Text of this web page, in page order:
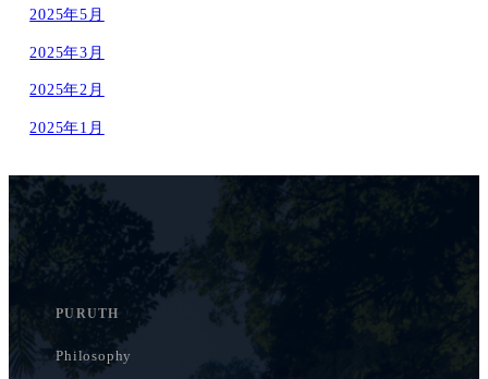
2025年5月
2025年3月
2025年2月
2025年1月
PURUTH
Philosophy